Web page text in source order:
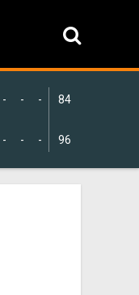
84
96
-
-
-
-
-
-